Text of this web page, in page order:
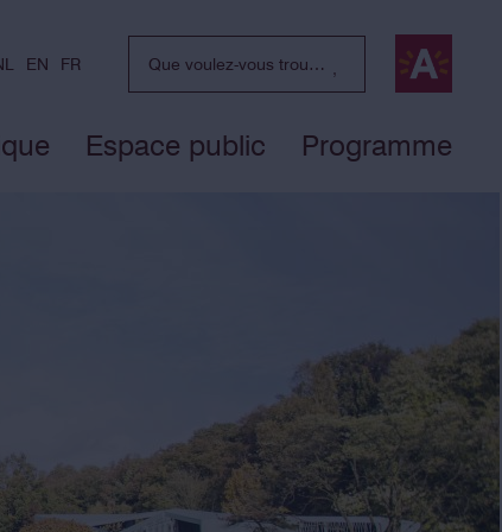
EN FR
Espace public Programme